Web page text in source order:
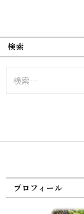
検索
索:
プロフィール